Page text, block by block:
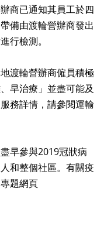
商已通知其員工於四
備由渡輪營辦商發出
行檢測。
渡輪營辦商僱員積極
早治療」並盡可能及
務詳情，請參閱運輸
早參與2019冠狀病
和整個社區。有關疫
題網頁